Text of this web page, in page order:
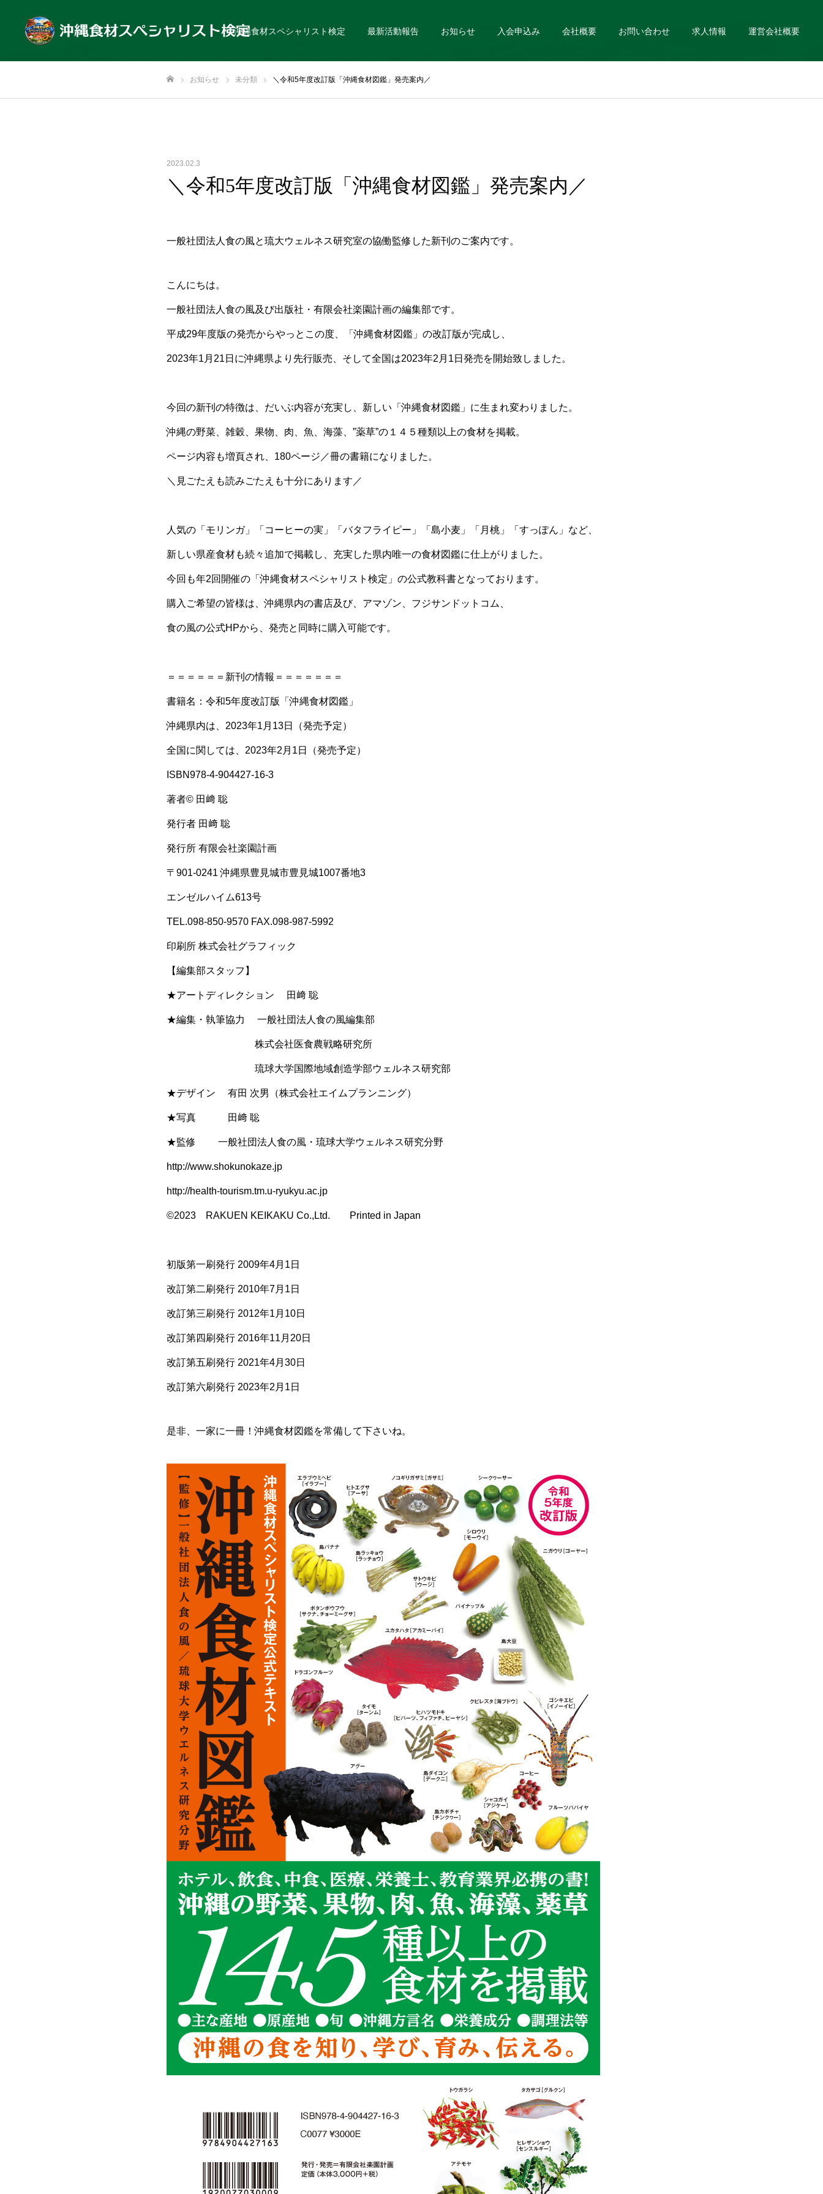
沖縄食材スペシャリスト検定 最新活動報告 お知らせ 入会申込み 会社概要 お問い合わせ 求人情報 運営会社概要
お知らせ 未分類 ＼令和5年度改訂版「沖縄食材図鑑」発売案内／
2023.02.3
＼令和5年度改訂版「沖縄食材図鑑」発売案内／
一般社団法人食の風と琉大ウェルネス研究室の協働監修した新刊のご案内です。
こんにちは。
一般社団法人食の風及び出版社・有限会社楽園計画の編集部です。
平成29年度版の発売からやっとこの度、「沖縄食材図鑑」の改訂版が完成し、
2023年1月21日に沖縄県より先行販売、そして全国は2023年2月1日発売を開始致しました。
今回の新刊の特徴は、だいぶ内容が充実し、新しい「沖縄食材図鑑」に生まれ変わりました。
沖縄の野菜、雑穀、果物、肉、魚、海藻、”薬草”の１４５種類以上の食材を掲載。
ページ内容も増頁され、180ページ／冊の書籍になりました。
＼見ごたえも読みごたえも十分にあります／
人気の「モリンガ」「コーヒーの実」「バタフライピー」「島小麦」「月桃」「すっぽん」など、
新しい県産食材も続々追加で掲載し、充実した県内唯一の食材図鑑に仕上がりました。
今回も年2回開催の「沖縄食材スペシャリスト検定」の公式教科書となっております。
購入ご希望の皆様は、沖縄県内の書店及び、アマゾン、フジサンドットコム、
食の風の公式HPから、発売と同時に購入可能です。
＝＝＝＝＝＝新刊の情報＝＝＝＝＝＝＝
書籍名：令和5年度改訂版「沖縄食材図鑑」
沖縄県内は、2023年1月13日（発売予定）
全国に関しては、2023年2月1日（発売予定）
ISBN978-4-904427-16-3
著者© 田﨑 聡
発行者 田﨑 聡
発行所 有限会社楽園計画
〒901-0241 沖縄県豊見城市豊見城1007番地3
エンゼルハイム613号
TEL.098-850-9570 FAX.098-987-5992
印刷所 株式会社グラフィック
【編集部スタッフ】
★アートディレクション 田﨑 聡
★編集・執筆協力 一般社団法人食の風編集部
株式会社医食農戦略研究所
琉球大学国際地域創造学部ウェルネス研究部
★デザイン 有田 次男（株式会社エイムプランニング）
★写真 田﨑 聡
★監修 一般社団法人食の風・琉球大学ウェルネス研究分野
http://www.shokunokaze.jp
http://health-tourism.tm.u-ryukyu.ac.jp
©2023 RAKUEN KEIKAKU Co.,Ltd. Printed in Japan
初版第一刷発行 2009年4月1日
改訂第二刷発行 2010年7月1日
改訂第三刷発行 2012年1月10日
改訂第四刷発行 2016年11月20日
改訂第五刷発行 2021年4月30日
改訂第六刷発行 2023年2月1日
是非、一家に一冊！沖縄食材図鑑を常備して下さいね。